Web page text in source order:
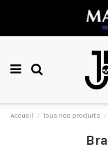
Accueil Tous nos produits